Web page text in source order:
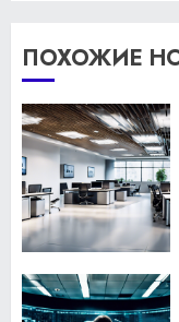
ПОХОЖИЕ